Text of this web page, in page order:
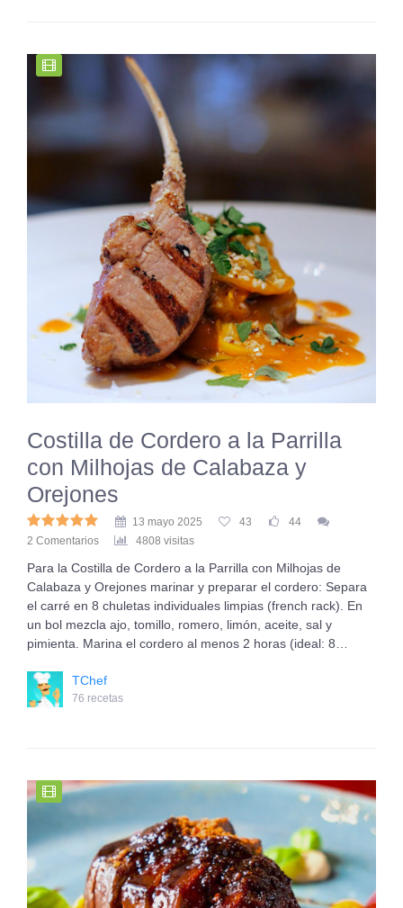
Costilla de Cordero a la Parrilla
con Milhojas de Calabaza y
Orejones
13 mayo 2025 43
44
2 Comentarios
4808 visitas
Para la Costilla de Cordero a la Parrilla con Milhojas de
Calabaza y Orejones marinar y preparar el cordero: Separa
el carré en 8 chuletas individuales limpias (french rack). En
un bol mezcla ajo, tomillo, romero, limón, aceite, sal y
pimienta. Marina el cordero al menos 2 horas (ideal: 8…
TChef
76 recetas